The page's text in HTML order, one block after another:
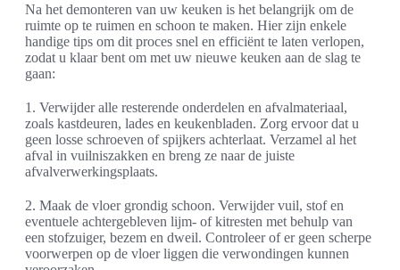
Na het demonteren van uw keuken is het belangrijk om de
ruimte op te ruimen en schoon te maken. Hier zijn enkele
handige tips om dit proces snel en efficiënt te laten verlopen,
zodat u klaar bent om met uw nieuwe keuken aan de slag te
gaan:
1. Verwijder alle resterende onderdelen en afvalmateriaal,
zoals kastdeuren, lades en keukenbladen. Zorg ervoor dat u
geen losse schroeven of spijkers achterlaat. Verzamel al het
afval in vuilniszakken en breng ze naar de juiste
afvalverwerkingsplaats.
2. Maak de vloer grondig schoon. Verwijder vuil, stof en
eventuele achtergebleven lijm- of kitresten met behulp van
een stofzuiger, bezem en dweil. Controleer of er geen scherpe
voorwerpen op de vloer liggen die verwondingen kunnen